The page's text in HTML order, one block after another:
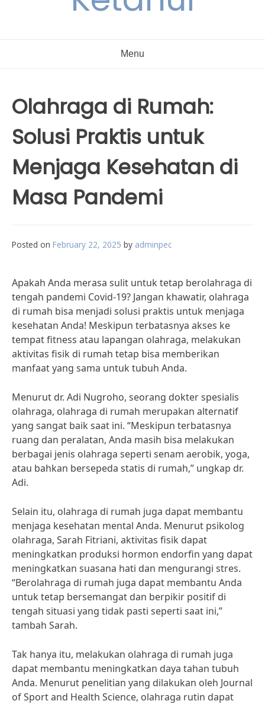
Menu
Olahraga di Rumah:
Solusi Praktis untuk
Menjaga Kesehatan di
Masa Pandemi
Posted on February 22, 2025 by adminpec
Apakah Anda merasa sulit untuk tetap berolahraga di
tengah pandemi Covid-19? Jangan khawatir, olahraga
di rumah bisa menjadi solusi praktis untuk menjaga
kesehatan Anda! Meskipun terbatasnya akses ke
tempat fitness atau lapangan olahraga, melakukan
aktivitas fisik di rumah tetap bisa memberikan
manfaat yang sama untuk tubuh Anda.
Menurut dr. Adi Nugroho, seorang dokter spesialis
olahraga, olahraga di rumah merupakan alternatif
yang sangat baik saat ini. “Meskipun terbatasnya
ruang dan peralatan, Anda masih bisa melakukan
berbagai jenis olahraga seperti senam aerobik, yoga,
atau bahkan bersepeda statis di rumah,” ungkap dr.
Adi.
Selain itu, olahraga di rumah juga dapat membantu
menjaga kesehatan mental Anda. Menurut psikolog
olahraga, Sarah Fitriani, aktivitas fisik dapat
meningkatkan produksi hormon endorfin yang dapat
meningkatkan suasana hati dan mengurangi stres.
“Berolahraga di rumah juga dapat membantu Anda
untuk tetap bersemangat dan berpikir positif di
tengah situasi yang tidak pasti seperti saat ini,”
tambah Sarah.
Tak hanya itu, melakukan olahraga di rumah juga
dapat membantu meningkatkan daya tahan tubuh
Anda. Menurut penelitian yang dilakukan oleh Journal
of Sport and Health Science, olahraga rutin dapat